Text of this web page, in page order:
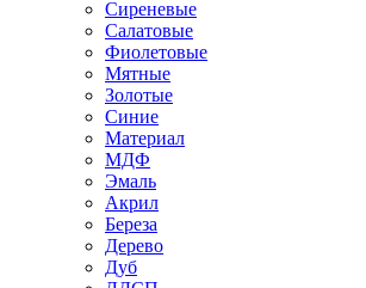
Сиреневые
Салатовые
Фиолетовые
Мятные
Золотые
Синие
Материал
МДФ
Эмаль
Акрил
Береза
Дерево
Дуб